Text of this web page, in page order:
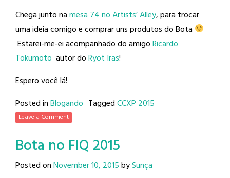
Chega junto namesa 74 no Artists’ Alley, para trocar
uma ideia comigo e comprar uns produtos do Bota
Estarei-me-ei acompanhado do amigoRicardo
Tokumoto autor doRyot Iras!
Espero você lá!
Posted inBlogando TaggedCCXP 2015
Leave a Comment
Bota no FIQ 2015
Posted onNovember 10, 2015bySunça